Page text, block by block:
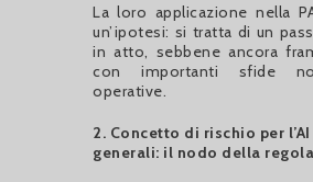
La loro applicazione nella
un’ipotesi: si tratta di un
in atto, sebbene ancora
con importanti sfide
operative.
2. Concetto di rischio per
generali: il nodo della